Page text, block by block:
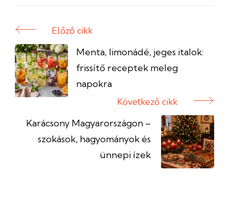
Bejegyzés
navigáció
Előző cikk
Menta, limonádé, jeges italok:
frissítő receptek meleg
napokra
Következő cikk
Karácsony Magyarországon –
szokások, hagyományok és
ünnepi ízek